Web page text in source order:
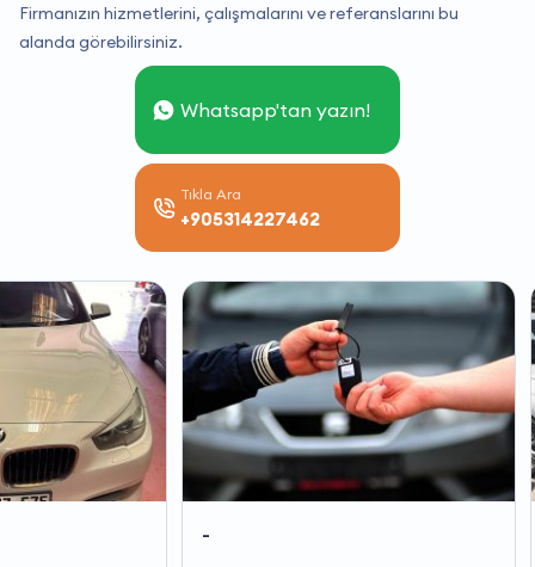
Firmanızın hizmetlerini, çalışmalarını ve referanslarını bu
alanda görebilirsiniz.
Whatsapp'tan yazın!
Tıkla Ara
+905314227462